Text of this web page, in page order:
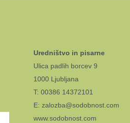
Uredništvo in pisarne
Ulica padlih borcev 9
1000 Ljubljana
T: 00386 14372101
E: zalozba@sodobnost.com
www.sodobnost.com